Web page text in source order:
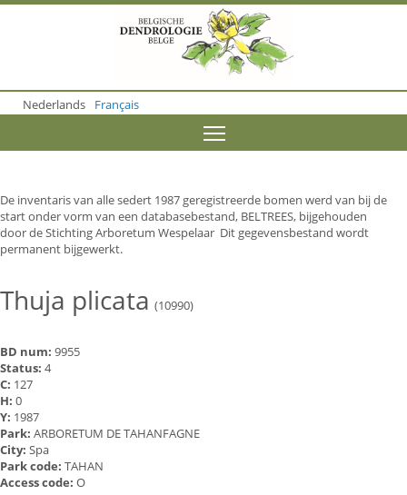
o
m
o
n
t
e
n
Nederlands Français
De inventaris van alle sedert 1987 geregistreerde bomen werd van bij de
start onder vorm van een databasebestand, BELTREES, bijgehouden
door de Stichting Arboretum Wespelaar Dit gegevensbestand wordt
permanent bijgewerkt.
Thuja plicata (10990)
BD num: 9955
Status: 4
C: 127
H: 0
Y: 1987
Park: ARBORETUM DE TAHANFAGNE
City: Spa
Park code: TAHAN
Access code: O